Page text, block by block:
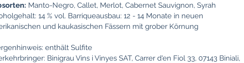
Manto-Negro, Callet, Merlot, Cabernet Sauvignon, Syrah
14 % vol. Barriqueausbau: 12 - 14 Monate in neuen
und kaukasischen Fässern mit grober Körnung
enthält Sulfite
Binigrau Vins i Vinyes SAT, Carrer d'en Fiol 33, 07143 Biniali,